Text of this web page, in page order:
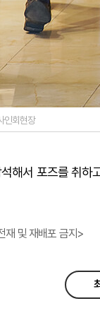
인회현장
해서 포즈를 취하
재 및 재배포 금지>